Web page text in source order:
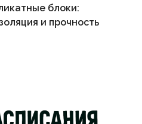
блоки:
и прочность